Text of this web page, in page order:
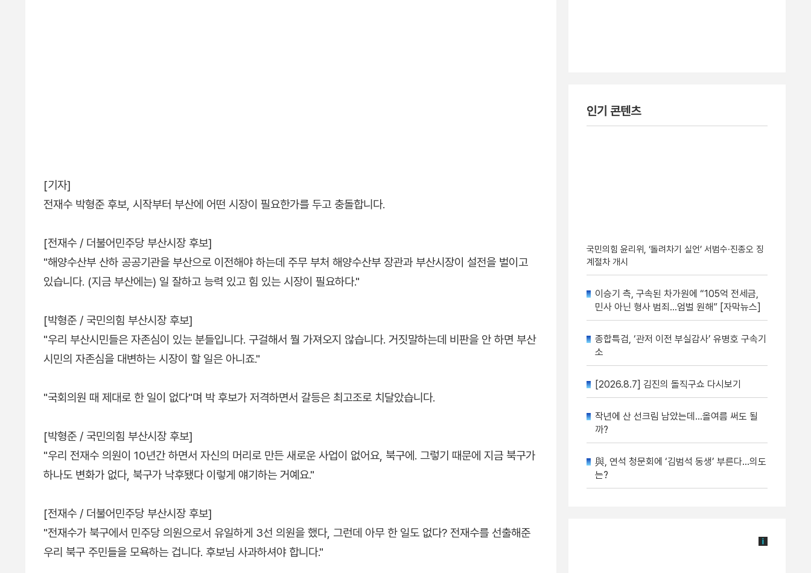
[기자]
전재수 박형준 후보, 시작부터 부산에 어떤 시장이 필요한가를 두고 충돌합니다.
[전재수 / 더불어민주당 부산시장 후보]
"해양수산부 산하 공공기관을 부산으로 이전해야 하는데 주무 부처 해양수산부 장관과 부산시장이 설전을 벌이고
있습니다. (지금 부산에는) 일 잘하고 능력 있고 힘 있는 시장이 필요하다."
[박형준 / 국민의힘 부산시장 후보]
"우리 부산시민들은 자존심이 있는 분들입니다. 구걸해서 뭘 가져오지 않습니다. 거짓말하는데 비판을 안 하면 부산
시민의 자존심을 대변하는 시장이 할 일은 아니죠."
"국회의원 때 제대로 한 일이 없다"며 박 후보가 저격하면서 갈등은 최고조로 치달았습니다.
[박형준 / 국민의힘 부산시장 후보]
"우리 전재수 의원이 10년간 하면서 자신의 머리로 만든 새로운 사업이 없어요, 북구에. 그렇기 때문에 지금 북구가
하나도 변화가 없다, 북구가 낙후됐다 이렇게 얘기하는 거예요."
[전재수 / 더불어민주당 부산시장 후보]
"전재수가 북구에서 민주당 의원으로서 유일하게 3선 의원을 했다, 그런데 아무 한 일도 없다? 전재수를 선출해준
우리 북구 주민들을 모욕하는 겁니다. 후보님 사과하셔야 합니다."
인기 콘텐츠
국민의힘 윤리위, ‘돌려차기 실언’ 서범수·진종오 징
계절차 개시
이승기 측, 구속된 차가원에 “105억 전세금,
민사 아닌 형사 범죄…엄벌 원해” [자막뉴스]
종합특검, ‘관저 이전 부실감사’ 유병호 구속기
소
[2026.8.7] 김진의 돌직구쇼 다시보기
작년에 산 선크림 남았는데…올여름 써도 될
까?
與, 연석 청문회에 ‘김범석 동생’ 부른다…의도
는?